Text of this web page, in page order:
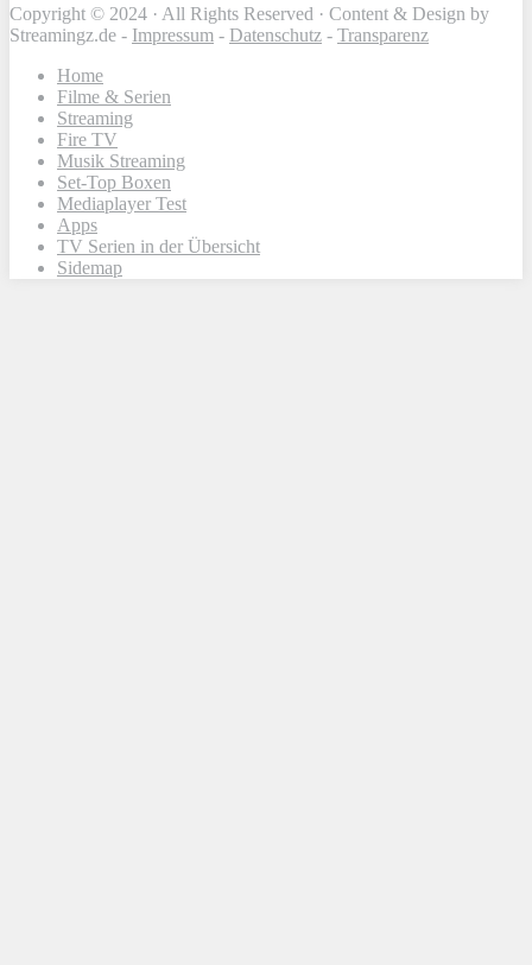
Copyright © 2024 · All Rights Reserved · Content & Design by
Streamingz.de - Impressum - Datenschutz - Transparenz
Home
Filme & Serien
Streaming
Fire TV
Musik Streaming
Set-Top Boxen
Mediaplayer Test
Apps
TV Serien in der Übersicht
Sidemap